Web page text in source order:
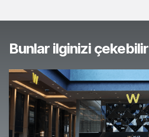
Bunlar ilginizi çekebilir